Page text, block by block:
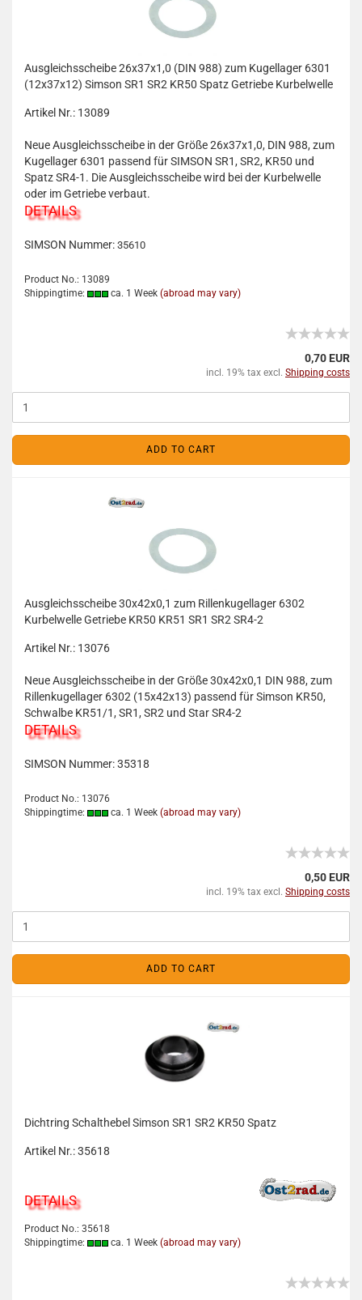
Ausgleichsscheibe 26x37x1,0 (DIN 988) zum Kugellager 6301
(12x37x12) Simson SR1 SR2 KR50 Spatz Getriebe Kurbelwelle
Artikel Nr.: 13089
Neue Ausgleichsscheibe in der Größe 26x37x1,0, DIN 988, zum
Kugellager 6301 passend für SIMSON SR1, SR2, KR50 und
Spatz SR4-1. Die Ausgleichsscheibe wird bei der Kurbelwelle
oder im Getriebe verbaut.
DETAILS
SIMSON Nummer: 35610
Product No.: 13089
Shippingtime:
ca. 1 Week (abroad may vary)
0,70 EUR
incl. 19% tax excl. Shipping costs
ADD TO CART
Ausgleichsscheibe 30x42x0,1 zum Rillenkugellager 6302
Kurbelwelle Getriebe KR50 KR51 SR1 SR2 SR4-2
Artikel Nr.: 13076
Neue Ausgleichsscheibe in der Größe 30x42x0,1 DIN 988, zum
Rillenkugellager 6302 (15x42x13) passend für Simson KR50,
Schwalbe KR51/1, SR1, SR2 und Star SR4-2
DETAILS
SIMSON Nummer:35318
Product No.: 13076
Shippingtime:
ca. 1 Week (abroad may vary)
0,50 EUR
incl. 19% tax excl. Shipping costs
ADD TO CART
Dichtring Schalthebel Simson SR1 SR2 KR50 Spatz
Artikel Nr.: 35618
DETAILS
Product No.: 35618
Shippingtime:
ca. 1 Week (abroad may vary)